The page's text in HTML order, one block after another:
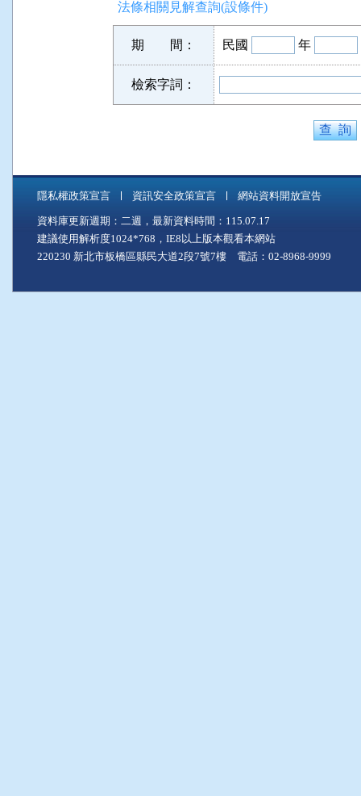
法條相關見解查詢(設條件)
期 間： 民國 年
檢索字詞：
隱私權政策宣言 資訊安全政策宣言 網站資料開放宣告
資料庫更新週期：二週，最新資料時間：115.07.17
建議使用解析度1024*768，IE8以上版本觀看本網站
220230 新北市板橋區縣民大道2段7號7樓 電話：02-8968-9999